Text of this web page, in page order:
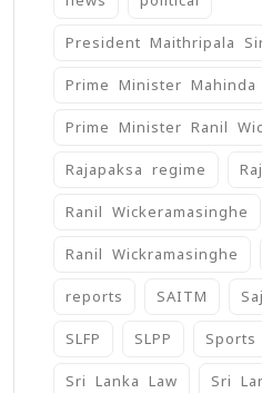
President Maithripala
Prime Minister Mahinda
Prime Minister Ranil
Rajapaksa regime
Ranil Wickeramasinghe
Ranil Wickramasinghe
reports SAITM
SLFP SLPP Sports
Sri Lanka Law Sri